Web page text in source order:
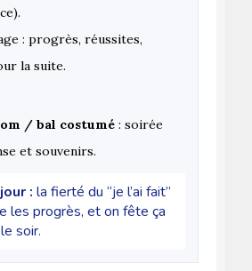
: progrès, réussites,
la suite.
/ bal costumé : soirée
et souvenirs.
: la fierté du “je l’ai fait”
les progrès, et on fête ça
soir.